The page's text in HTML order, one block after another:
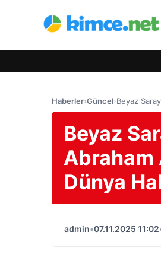
Haberler›Güncel›Beyaz
Beyaz
Abraham
Dünya
admin•07.11.2025 11:02